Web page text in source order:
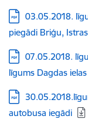
Lejupielādēt:
03.05.2018.
piegādi Briģu,
Lejupielādēt:
07.05.2018.
līgums Dagdas
Lejupielādēt:
autobusa iegādi